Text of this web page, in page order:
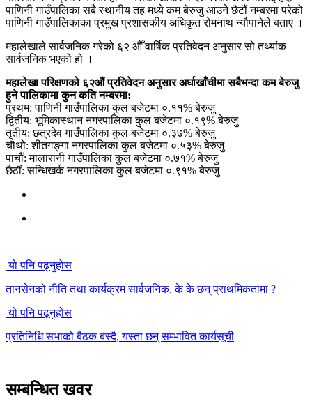
पाणिनी गाउँपालिका सबै स्थानीय तह मध्ये कम बेरुजु आउने छैटौं नम्बरमा परेको
पाणिनी गाउँपालिकाका प्रमुख प्रशासकीय अधिकृत रोमनाथ न्यौपानेले बताए ।
महालेखाले सार्वजनिक गरेको ६२ औँ वार्षिक प्रतिवेदन अनुसार सो तथ्यांक
सार्वजनिक भएको हो ।
महालेखा परिक्षणको ६२औं प्रतिवेदन अनुसार अर्घाखाँचीमा सबैभन्दा कम बेरुजु
हुने पालिकामा कुन कति नम्बरमा:
प्रथम: पाणिनी गाउँपालिका कुल बजेटमा ०.११% बेरुजु
द्वितीय: भूमिकास्थान नगरपालिका कुल बजेटमा ०.१९% बेरुजु
तृतीय: छत्रदेव गाउँपालिका कुल बजेटमा ०.३७% बेरुजु
चौथो: शीतगङ्गा नगरपालिका कुल बजेटमा ०.५३% बेरुजु
पाचौं: मालारानी गाउँपालिका कुल बजेटमा ०.७१% बेरुजु
छैठौं: सन्धिखर्क नगरपालिका कुल बजेटमा ०.९१% बेरुजु
यो पनि पढ्नुहोस
तानसेनको नीति तथा कार्यक्रम सार्वजनिक, के के छन् प्राथमिकतामा ?
यो पनि पढ्नुहोस
प्रतिनिधि सभाको बैठक बस्दै, यस्ता छन् सम्भावित कार्यसूची
सम्बन्धित खवर